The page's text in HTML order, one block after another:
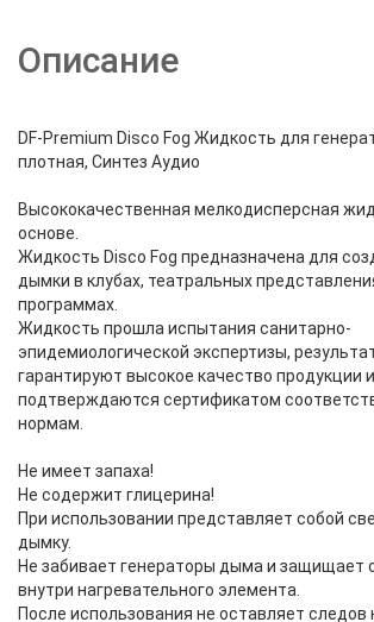
Описание
DF-Premium Disco Fog Жидкость для
плотная, Синтез Аудио
Высококачественная мелкодисперсная
основе.
Жидкость Disco Fog предназначена для
дымки в клубах, театральных
программах.
Жидкость прошла испытания санитарно-
эпидемиологической экспертизы,
гарантируют высокое качество продукции и
подтверждаются сертификатом
нормам.
Не имеет запаха!
Не содержит глицерина!
При использовании представляет собой
дымку.
Не забивает генераторы дыма и защищает
внутри нагревательного элемента.
После использования не оставляет следов